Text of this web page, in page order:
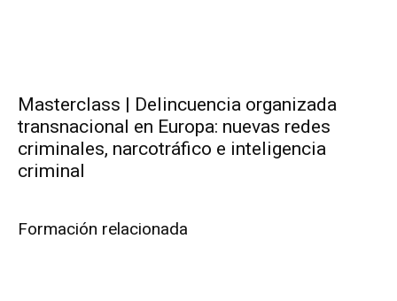
Masterclass | Delincuencia organizada
transnacional en Europa: nuevas redes
criminales, narcotráfico e inteligencia
criminal
Formación relacionada